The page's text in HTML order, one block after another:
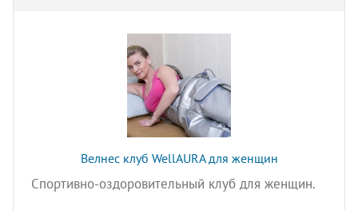
Велнес клуб WellAURA для женщин
Спортивно-оздоровительный клуб для женщин.